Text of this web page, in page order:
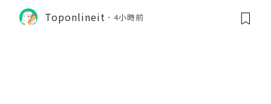
Toponlineit 4小時前